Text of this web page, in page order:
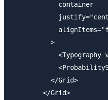
            container
          >
<Typography
          </Grid>
        </Grid>